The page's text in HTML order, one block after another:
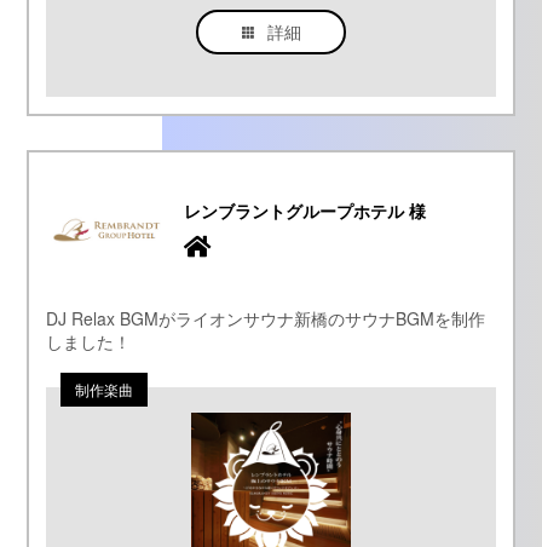
詳細
レンブラントグループホテル 様
DJ Relax BGMがライオンサウナ新橋のサウナBGMを制作
しました！